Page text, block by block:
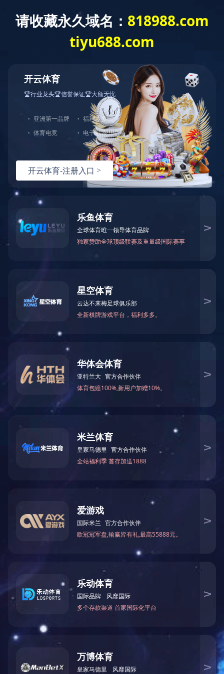
当前位置：ANBO.COM>>产品展示>>换热器
换热管
厂品的时间：2019-03-22 02:13:33 简单介绍： 桂林市朗迅化工厂
系统项目有局限单位,有的是家集构思、产出、连接、土建建设工程
产品为成一体，能自主承包负担贮罐、加工过程pvc管道、常见性钢
产品咨询 业务打电话
护肤品展现出
ANBO.COM相关的文章